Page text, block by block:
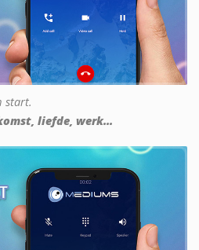
start.
liefde, werk...